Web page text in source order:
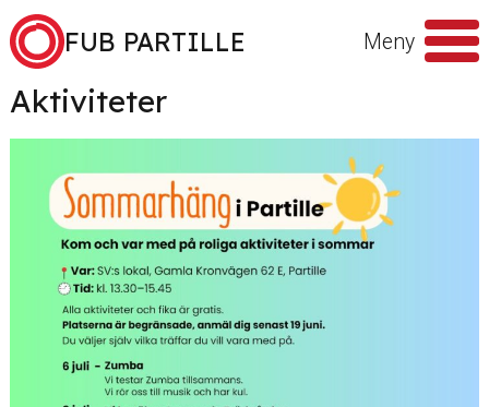
Hoppa till innehåll
FUB PARTILLE Meny
Sök
Aktiviteter